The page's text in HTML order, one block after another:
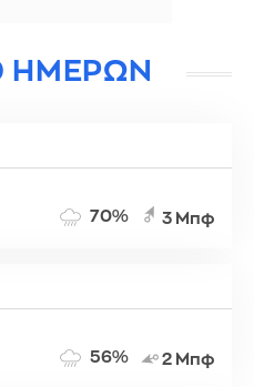
ΗΜΕΡΩΝ
70% 3 Μπφ
56% 2 Μπφ